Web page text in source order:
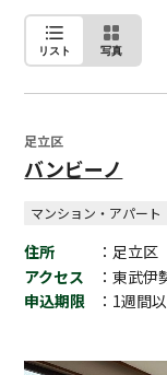
リスト 写真
足立区
バンビーノ
マンション・アパート
住所
：足立区
アクセス
：東武
申込期限
：1週間